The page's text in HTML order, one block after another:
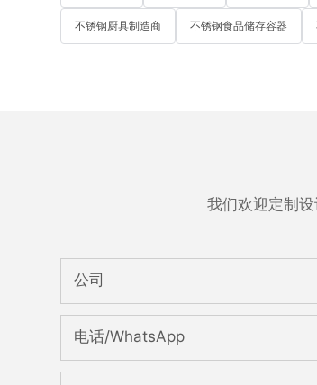
不锈钢厨具制造商 不锈钢食品储存容器
我们欢迎定制
公司
电话/WhatsApp